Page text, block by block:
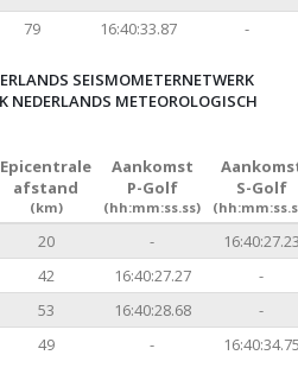
79 16:40:33.87 -
SEISMOMETERNETWERK
METEOROLOGISCH
Epicentrale
afstand
(km)
Aankomst
P-Golf
(hh:mm:ss.ss)
S-Golf
20 -
42 16:40:27.27
-
53 16:40:28.68
-
49 -